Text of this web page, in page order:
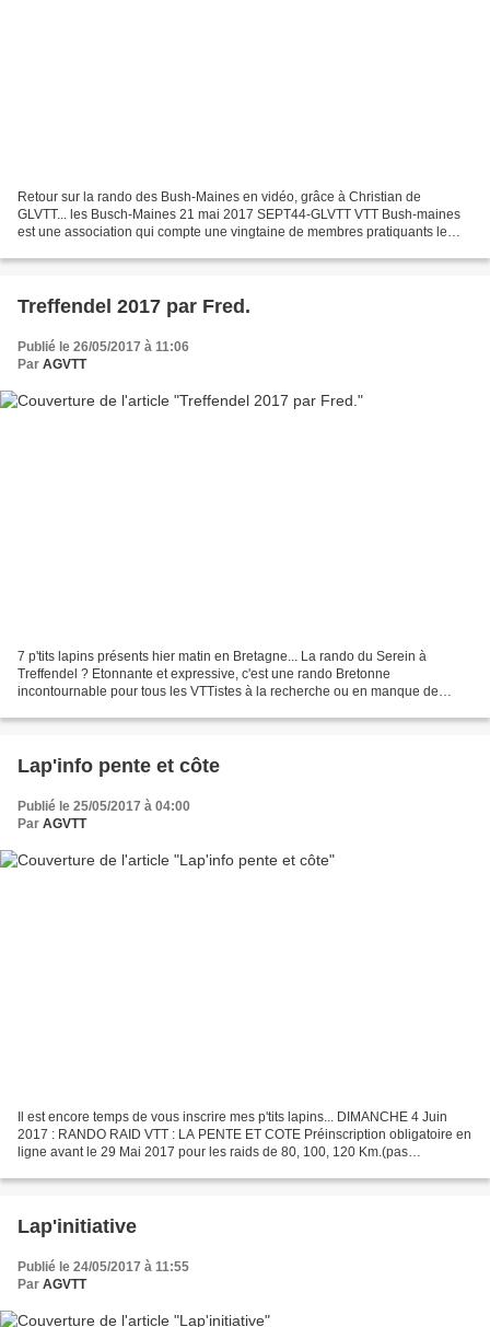
Retour sur la rando des Bush-Maines en vidéo, grâce à Christian de
GLVTT... les Busch-Maines 21 mai 2017 SEPT44-GLVTT VTT Bush-maines
est une association qui compte une vingtaine de membres pratiquants le
Treffendel 2017 par Fred.
Publié le 26/05/2017 à 11:06
Par AGVTT
7 p'tits lapins présents hier matin en Bretagne... La rando du Serein à
Treffendel ? Etonnante et expressive, c'est une rando Bretonne
incontournable pour tous les VTTistes à la recherche ou en manque de
Lap'info pente et côte
Publié le 25/05/2017 à 04:00
Par AGVTT
Il est encore temps de vous inscrire mes p'tits lapins... DIMANCHE 4 Juin
2017 : RANDO RAID VTT : LA PENTE ET COTE Préinscription obligatoire en
ligne avant le 29 Mai 2017 pour les raids de 80, 100, 120 Km.(pas
Lap'initiative
Publié le 24/05/2017 à 11:55
Par AGVTT